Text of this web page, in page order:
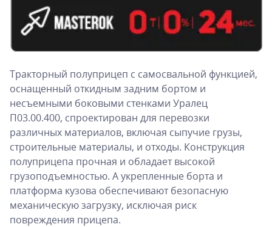
Тракторный полуприцеп с самосвальной функцией,
оснащенный откидным задним бортом и
несъемными боковыми стенками Уралец
П03.00.400, спроектирован для перевозки
различных материалов, включая сыпучие грузы,
строительные материалы, и отходы. Конструкция
полуприцепа прочная и обладает высокой
грузоподъемностью. А укрепленные борта и
платформа кузова обеспечивают безопасную
механическую загрузку, исключая риск
повреждения прицепа.